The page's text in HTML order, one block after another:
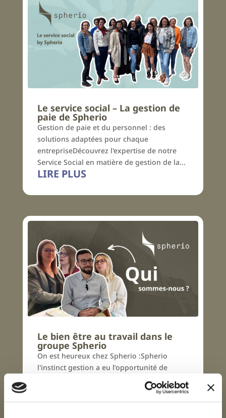
Le service social – La gestion de
paie de Spherio
Gestion de paie et du personnel : des
solutions adaptées pour chaque
entrepriseDécouvrez l'expertise de notre
Service Social en matière de gestion de la...
LIRE PLUS
Le bien être au travail dans le
groupe Spherio
On est heureux chez Spherio :Spherio
l'instinct gestion a eu l’opportunité de
réaliser une vidéo dans laquelle certains de
ses collaborateurs ont partagé...
LIRE PLUS